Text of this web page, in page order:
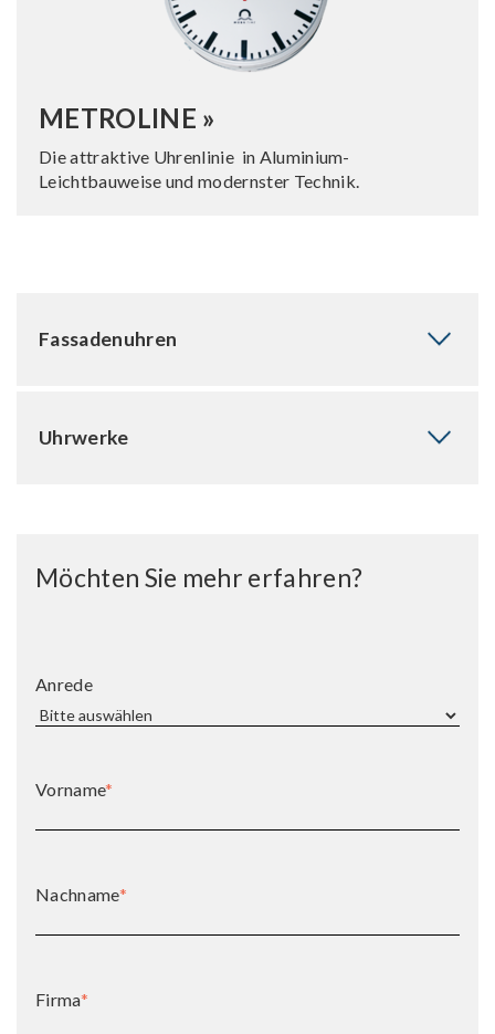
METROLINE »
Die attraktive Uhrenlinie in Aluminium-
Leichtbauweise und modernster Technik.
Fassadenuhren
Uhrwerke
Möchten Sie mehr erfahren?
Anrede
Vorname*
Nachname*
Firma*